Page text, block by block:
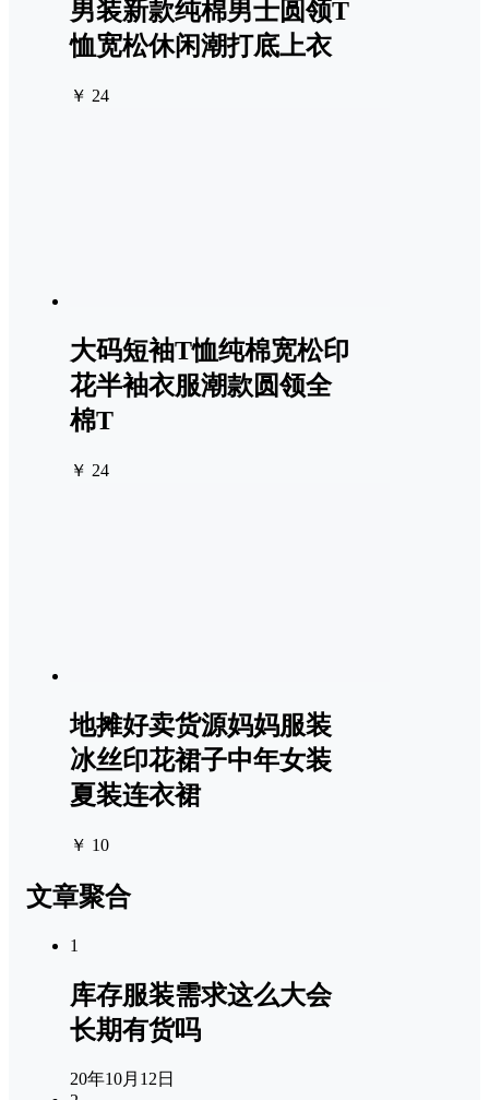
男装新款纯棉男士圆领T
恤宽松休闲潮打底上衣
￥ 24
大码短袖T恤纯棉宽松印
花半袖衣服潮款圆领全
棉T
￥ 24
地摊好卖货源妈妈服装
冰丝印花裙子中年女装
夏装连衣裙
￥ 10
文章聚合
1
库存服装需求这么大会
长期有货吗
20年10月12日